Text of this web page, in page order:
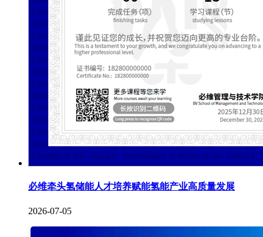
必维牵头氢储能人才培养赋能氢能产业高质量发展
2026-07-05